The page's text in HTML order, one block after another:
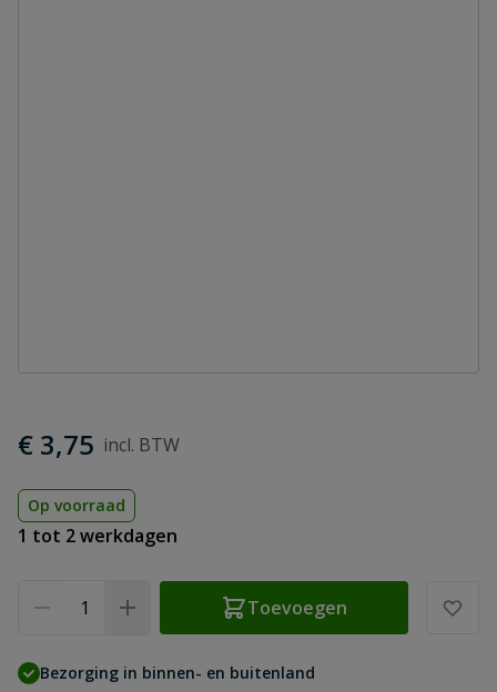
€ 3,75
Op voorraad
1 tot 2 werkdagen
Toevoegen
Bezorging in binnen- en buitenland